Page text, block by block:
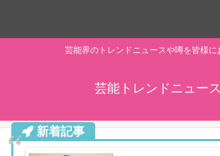
芸能界のトレンドニュースや噂を皆様に
芸能トレンドニュース
新着記事